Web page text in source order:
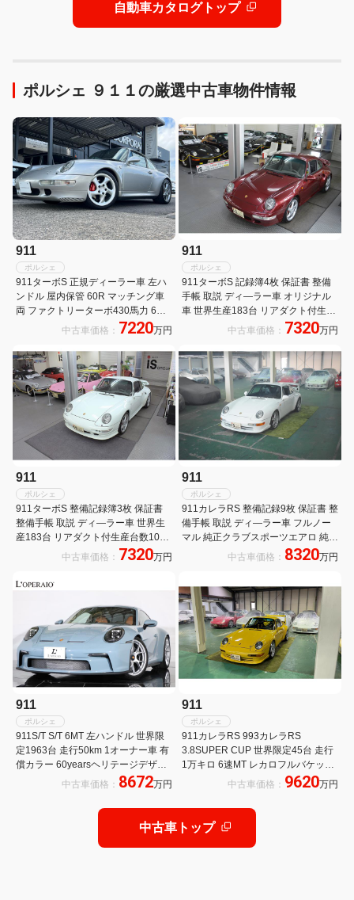
自動車カタログトップ
ポルシェ ９１１の厳選中古車物件情報
911
ポルシェ
911ターボS 正規ディーラー車 左ハ
ンドル 屋内保管 60R マッチング車
両 ファクトリーターボ430馬力 6速
MT 販売台数世界183台 空冷最終モ
デル ブラックレザースポーツシート
新車取説 保証書 記録簿有り
中古車価格： 7220万円
911
ポルシェ
911ターボS 記録簿4枚 保証書 整備
手帳 取説 ディ―ラー車 オリジナル
車 世界生産183台 リアダクト付生産
台数10台 オールレザーインテリア
フルパワーシート シートヒーター サ
ンルーフ リトロニック
中古車価格： 7320万円
911
ポルシェ
911ターボS 整備記録簿3枚 保証書
整備手帳 取説 ディ―ラー車 世界生
産183台 リアダクト付生産台数10台
リトロニック レッドキャリパー
中古車価格： 7320万円
911
ポルシェ
911カレラRS 整備記録9枚 保証書 整
備手帳 取説 ディ―ラー車 フルノー
マル 純正クラブスポーツエアロ 純正
スピードラインアルミホイール レッ
中古車価格： 8320万円
911
ポルシェ
911S/T S/T 6MT 左ハンドル 世界限
定1963台 走行50km 1オーナー車 有
償カラー 60yearsヘリテージデザイ
ンPKG フロントリフト カーボンロ
中古車価格： 8672万円
911
ポルシェ
911カレラRS 993カレラRS
3.8SUPER CUP 世界限定45台 走行
1万キロ 6速MT レカロフルバケット
シート 18inセンターロック式アルミ
スピードライン ボンネットピン リア
ウィング 3点エアリフト
中古車価格： 9620万円
中古車トップ